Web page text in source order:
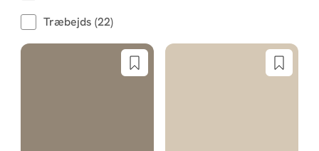
Træbejds (22)